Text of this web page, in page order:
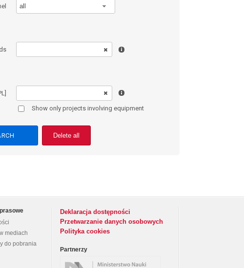
all
Show only projects involving equipment
Delete all
mediach
do pobrania
Deklaracja dostępności
Przetwarzanie danych osobowych
Polityka cookies
Partnerzy